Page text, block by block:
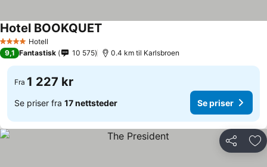
4 StjernerHotell
Hotel BOOKQUET
9,1 Fantastisk 10 575 0.4 km til Karlsbroen
Fra 1 227 kr
Se priser fra 17 nettsteder Se priser
Del